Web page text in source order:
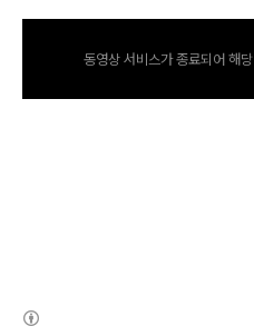
동영상 서비스가 종료되어 해